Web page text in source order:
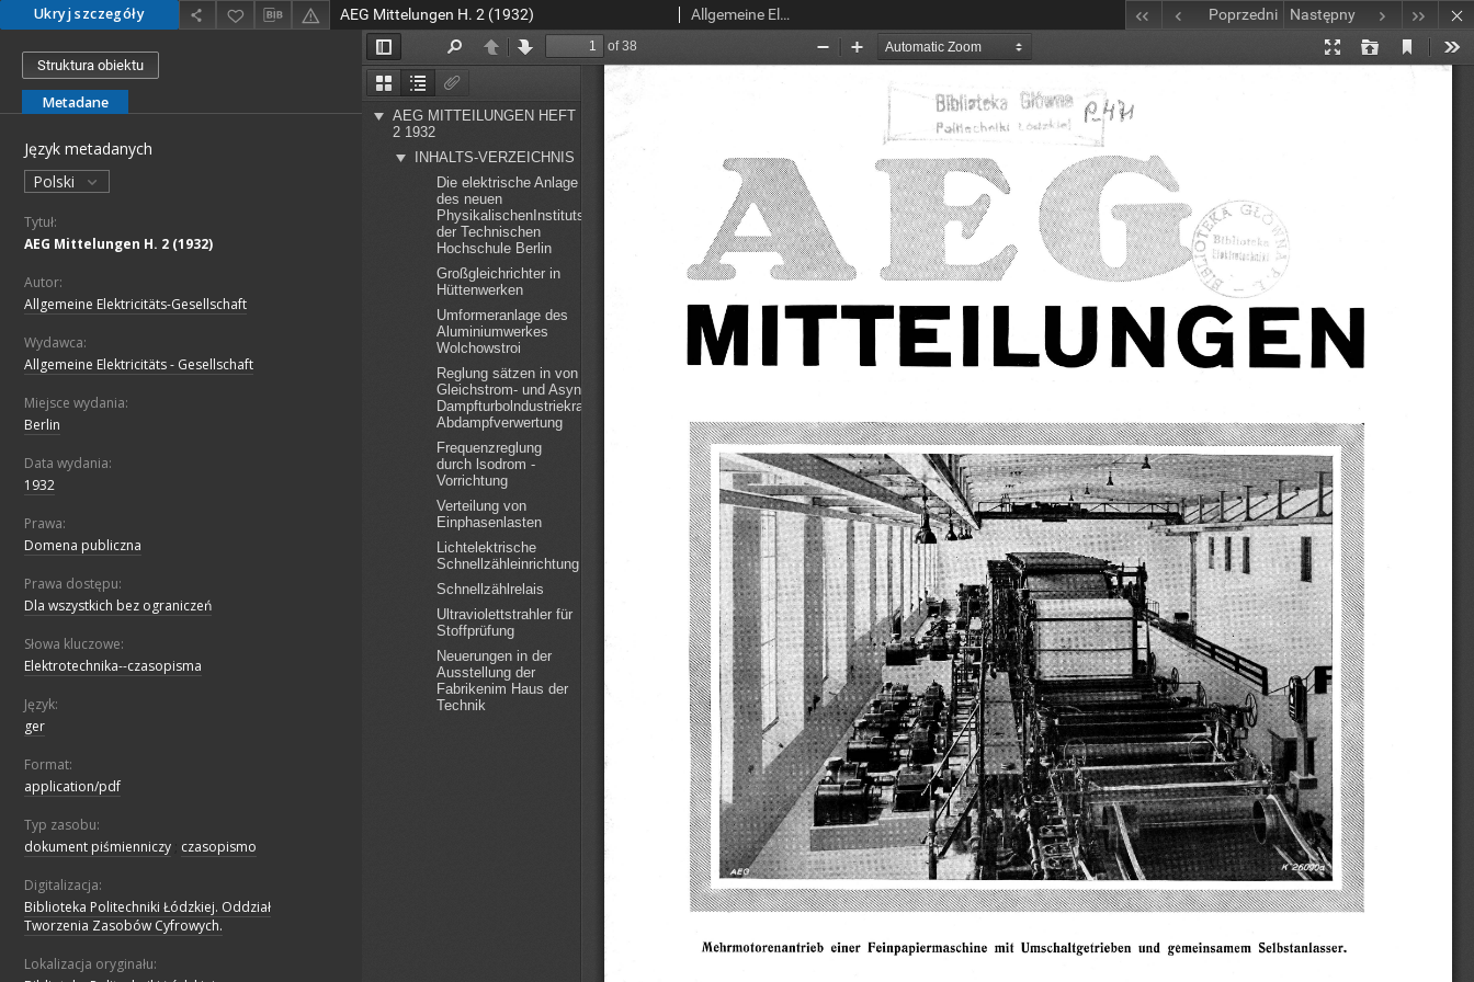
Ukryj szczegóły AEG Mittelungen H. 2 (1932) Allgemeine Elektricitäts-Gesellschaft Poprzedni Następny
Struktura obiektu
Metadane
Język metadanych
Polski
Tytuł:
AEG Mittelungen H. 2 (1932)
Autor:
Allgemeine Elektricitäts-Gesellschaft
Wydawca:
Allgemeine Elektricitäts - Gesellschaft
Miejsce wydania:
Berlin
Data wydania:
1932
Prawa:
Domena publiczna
Prawa dostępu:
Dla wszystkich bez ograniczeń
Słowa kluczowe:
Elektrotechnika--czasopisma
Język:
ger
Format:
application/pdf
Typ zasobu:
dokument piśmienniczy czasopismo
Digitalizacja:
Biblioteka Politechniki Łódzkiej. Oddział
Tworzenia Zasobów Cyfrowych.
Lokalizacja oryginału: